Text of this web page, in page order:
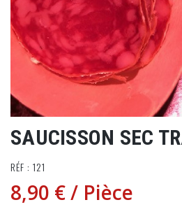
SAUCISSON SEC
RÉF : 121
8,90 €/ Pièce